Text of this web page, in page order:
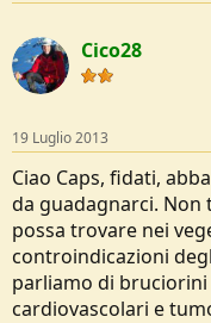
Cico28
19 Luglio 2013
Ciao Caps, fidati,
da guadagnarci. Non
possa trovare nei
controindicazioni
parliamo di
cardiovascolari e